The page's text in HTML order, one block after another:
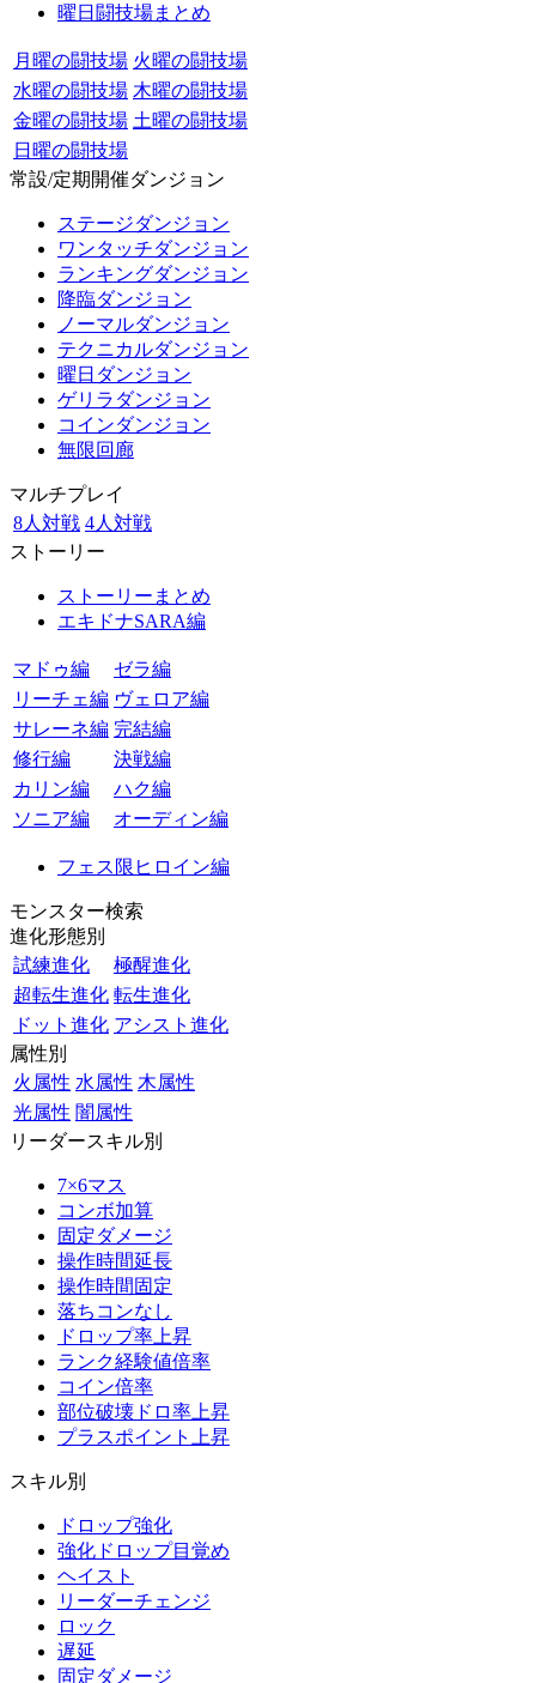
曜日闘技場まとめ
月曜の闘技場 火曜の闘技場
水曜の闘技場 木曜の闘技場
金曜の闘技場 土曜の闘技場
日曜の闘技場
常設/定期開催ダンジョン
ステージダンジョン
ワンタッチダンジョン
ランキングダンジョン
降臨ダンジョン
ノーマルダンジョン
テクニカルダンジョン
曜日ダンジョン
ゲリラダンジョン
コインダンジョン
無限回廊
マルチプレイ
8人対戦 4人対戦
ストーリー
ストーリーまとめ
エキドナSARA編
マドゥ編
ゼラ編
リーチェ編 ヴェロア編
サレーネ編 完結編
修行編
決戦編
カリン編
ハク編
ソニア編
オーディン編
フェス限ヒロイン編
モンスター検索
進化形態別
試練進化
極醒進化
超転生進化 転生進化
ドット進化 アシスト進化
属性別
火属性 水属性 木属性
光属性 闇属性
リーダースキル別
7×6マス
コンボ加算
固定ダメージ
操作時間延長
操作時間固定
落ちコンなし
ドロップ率上昇
ランク経験値倍率
コイン倍率
部位破壊ドロ率上昇
プラスポイント上昇
スキル別
ドロップ強化
強化ドロップ目覚め
ヘイスト
リーダーチェンジ
ロック
遅延
固定ダメージ